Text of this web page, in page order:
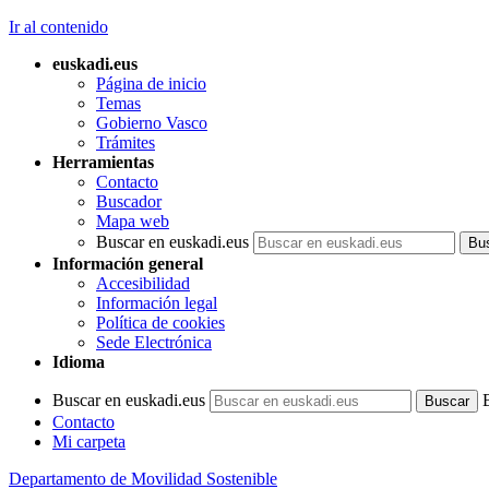
Ir al contenido
euskadi.eus
Página de inicio
Temas
Gobierno Vasco
Trámites
Herramientas
Contacto
Buscador
Mapa web
Buscar en euskadi.eus
Información general
Accesibilidad
Información legal
Política de cookies
Sede Electrónica
Idioma
Buscar en euskadi.eus
Contacto
Mi carpeta
Departamento de Movilidad Sostenible